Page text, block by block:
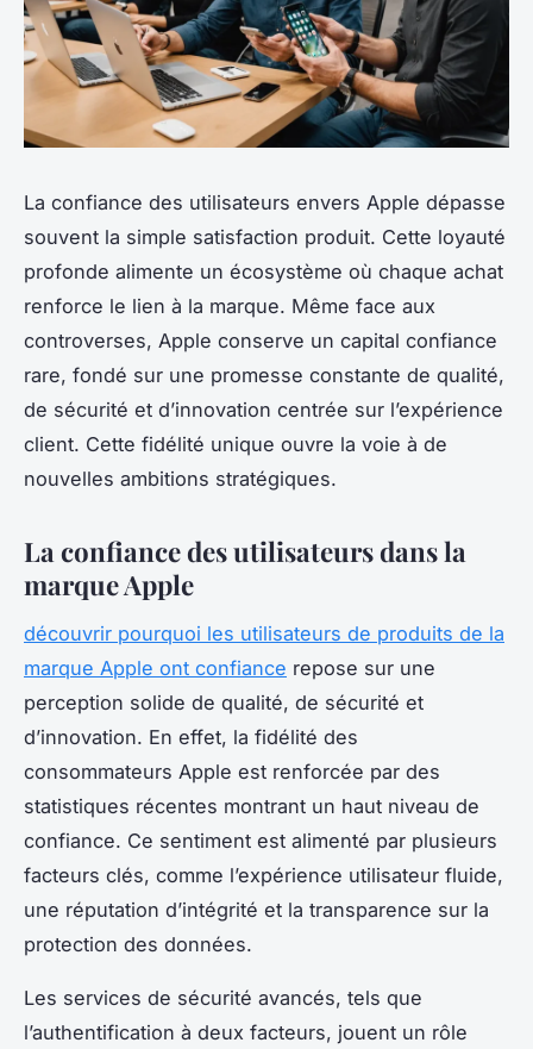
La confiance des utilisateurs envers Apple dépasse
souvent la simple satisfaction produit. Cette loyauté
profonde alimente un écosystème où chaque achat
renforce le lien à la marque. Même face aux
controverses, Apple conserve un capital confiance
rare, fondé sur une promesse constante de qualité,
de sécurité et d’innovation centrée sur l’expérience
client. Cette fidélité unique ouvre la voie à de
nouvelles ambitions stratégiques.
La confiance des utilisateurs dans la
marque Apple
découvrir pourquoi les utilisateurs de produits de la
marque Apple ont confiance repose sur une
perception solide de qualité, de sécurité et
d’innovation. En effet, la fidélité des
consommateurs Apple est renforcée par des
statistiques récentes montrant un haut niveau de
confiance. Ce sentiment est alimenté par plusieurs
facteurs clés, comme l’expérience utilisateur fluide,
une réputation d’intégrité et la transparence sur la
protection des données.
Les services de sécurité avancés, tels que
l’authentification à deux facteurs, jouent un rôle